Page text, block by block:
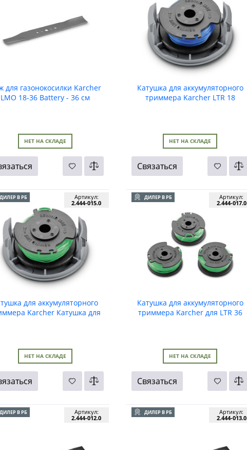
для газонокосилки Karcher
LMO 18-36 Battery - 36 см
НЕТ НА СКЛАДЕ
Катушка для аккумуляторного
триммера Karcher LTR 18
НЕТ НА СКЛАДЕ
Связаться
В РБ
для аккумуляторного
Karcher Катушка для
Артикул:
2.444-015.0
НЕТ НА СКЛАДЕ
ДИЛЕР В РБ
Катушка для аккумуляторного
триммера Karcher для LTR 36
Артикул:
2.444-017.0
НЕТ НА СКЛАДЕ
Связаться
В РБ
Артикул:
2.444-012.0
ДИЛЕР В РБ
Артикул:
2.444-013.0